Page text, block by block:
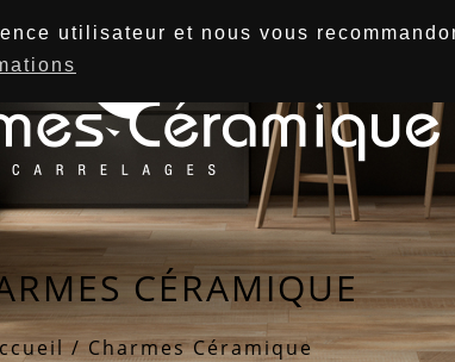
utilisateur et nous vous
CÉRAMIQUE
/ Charmes Céramique